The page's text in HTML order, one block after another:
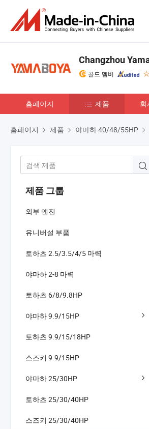
Changzhou
골드 멤버
홈페이지 제품 회
홈페이지 제품 야마하 40/48/55HP
제품 그룹
외부 엔진
유니버설 부품
토하츠 2.5/3.5/4/5 마력
야마하 2-8 마력
토하츠 6/8/9.8HP
야마하 9.9/15HP
토하츠 9.9/15/18HP
스즈키 9.9/15HP
야마하 25/30HP
토하츠 25/30/40HP
스즈키 25/30/40HP